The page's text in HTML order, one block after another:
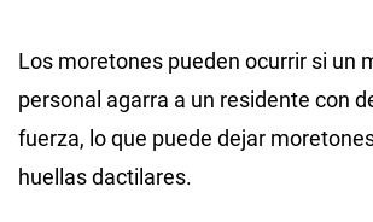
Los moretones pueden ocurrir si un
personal agarra a un residente con
fuerza, lo que puede dejar
huellas dactilares.